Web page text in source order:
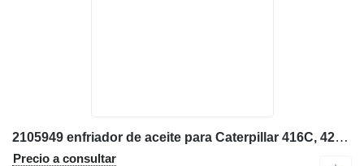
2105949 enfriador de aceite para Caterpillar 416C, 426C, 428C, 436C, 438C 416C, 416D, 420D, 424D, 426C, 428C, retroexcavadora
Precio a consultar